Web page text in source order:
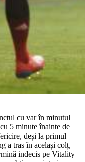
cu var în minutul
5 minute înainte de
deși la primul
a tras în același colț,
indecis pe Vitality